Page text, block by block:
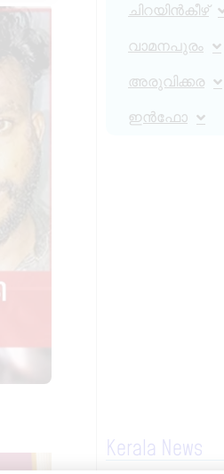
ചിറയിൻകീഴ്
വാമനപുരം
അരുവിക്കര
ഇൻഫോ
Kerala News